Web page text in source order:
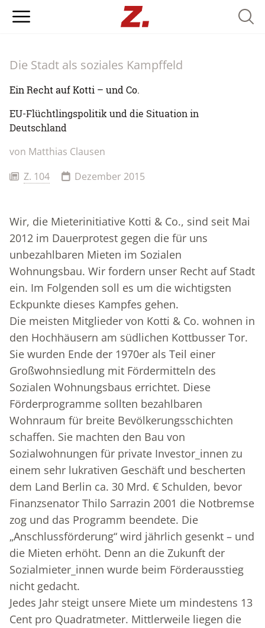
Die Stadt als soziales Kampffeld
Ein Recht auf Kotti – und Co.
EU-Flüchtlingspolitik und die Situation in
Deutschland
von Matthias Clausen
Z. 104
Dezember 2015
Wir, die Mieterinitiative Kotti & Co., sind seit Mai
2012 im Dauerprotest gegen die für uns
unbezahlbaren Mieten im Sozialen
Wohnungsbau. Wir fordern unser Recht auf Stadt
ein. Im Folgenden soll es um die wichtigsten
Eckpunkte dieses Kampfes gehen.
Die meisten Mitglieder von Kotti & Co. wohnen in
den Hochhäusern am südlichen Kottbusser Tor.
Sie wurden Ende der 1970er als Teil einer
Großwohnsiedlung mit Fördermitteln des
Sozialen Wohnungsbaus errichtet. Diese
Förderprogramme sollten bezahlbaren
Wohnraum für breite Bevölkerungsschichten
schaffen. Sie machten den Bau von
Sozialwohnungen für private Investor_innen zu
einem sehr lukrativen Geschäft und bescherten
dem Land Berlin ca. 30 Mrd. € Schulden, bevor
Finanzsenator Thilo Sarrazin 2001 die Notbremse
zog und das Programm beendete. Die
„Anschlussförderung“ wird jährlich gesenkt – und
die Mieten erhöht. Denn an die Zukunft der
Sozialmieter_innen wurde beim Förderausstieg
nicht gedacht.
Jedes Jahr steigt unsere Miete um mindestens 13
Cent pro Quadratmeter. Mittlerweile liegen die